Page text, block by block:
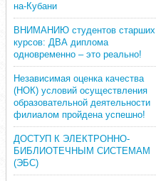
на-Кубани
ВНИМАНИЮ студентов старших
курсов: ДВА диплома
одновременно – это реально!
Независимая оценка качества
(НОК) условий осуществления
образовательной деятельности
филиалом пройдена успешно!
ДОСТУП К ЭЛЕКТРОННО-
БИБЛИОТЕЧНЫМ СИСТЕМАМ
(ЭБС)